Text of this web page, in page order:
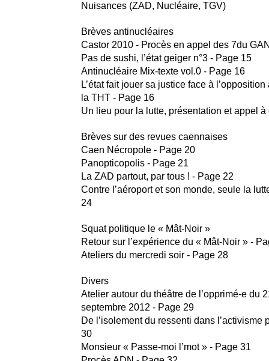
Nuisances (ZAD, Nucléaire, TGV)
Brèves antinucléaires
Castor 2010 - Procès en appel des 7du
Pas de sushi, l’état geiger n°3 - Page 15
Antinucléaire Mix-texte vol.0 - Page 16
L’état fait jouer sa justice face à
la THT - Page 16
Un lieu pour la lutte, présentation et appel à
Brèves sur des revues caennaises
Caen Nécropole - Page 20
Panopticopolis - Page 21
La ZAD partout, par tous ! - Page 22
Contre l’aéroport et son monde, seule la
24
Squat politique le « Mât-Noir »
Retour sur l’expérience du « Mât-Noir » -
Ateliers du mercredi soir - Page 28
Divers
Atelier autour du théâtre de l’opprimé-e du
septembre 2012 - Page 29
De l’isolement du ressenti dans l’activisme
30
Monsieur « Passe-moi l’mot » - Page 31